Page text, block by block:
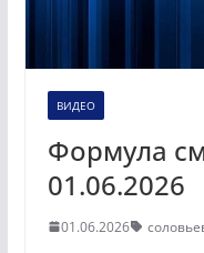
ВИДЕО
Формула
01.06.2026
01.06.2026